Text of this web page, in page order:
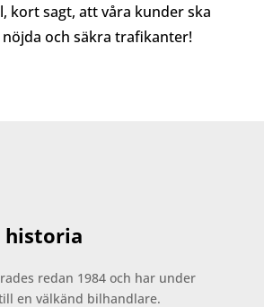
kort sagt, att våra kunder ska
nöjda och säkra trafikanter!
historia
redan 1984 och har under
en välkänd bilhandlare.